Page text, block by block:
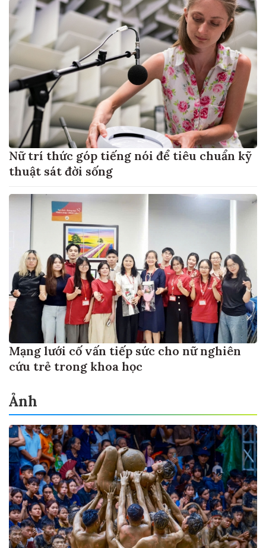
Nữ trí thức góp tiếng nói để tiêu chuẩn kỹ
thuật sát đời sống
Mạng lưới cố vấn tiếp sức cho nữ nghiên
cứu trẻ trong khoa học
Ảnh